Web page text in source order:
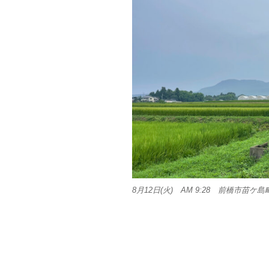
8月12日(火) AM 9:28 前橋市苗ケ島